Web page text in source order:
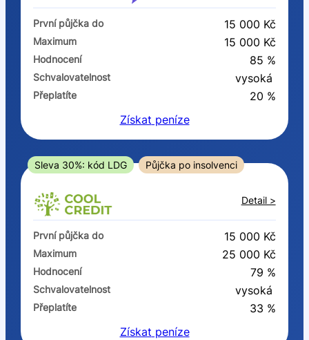
ano
ne
Po insolvenci
V hotovosti
ano
První půjčka do 15 000 Kč
Maximum 15 000 Kč
Hodnocení 85 %
Schvalovatelnost vysoká
Přeplatíte
20 %
Získat peníze
Sleva 30%: kód LDG Půjčka po insolvenci
Detail >
První půjčka do 15 000 Kč
Maximum 25 000 Kč
Hodnocení 79 %
Schvalovatelnost vysoká
Přeplatíte
33 %
Získat peníze